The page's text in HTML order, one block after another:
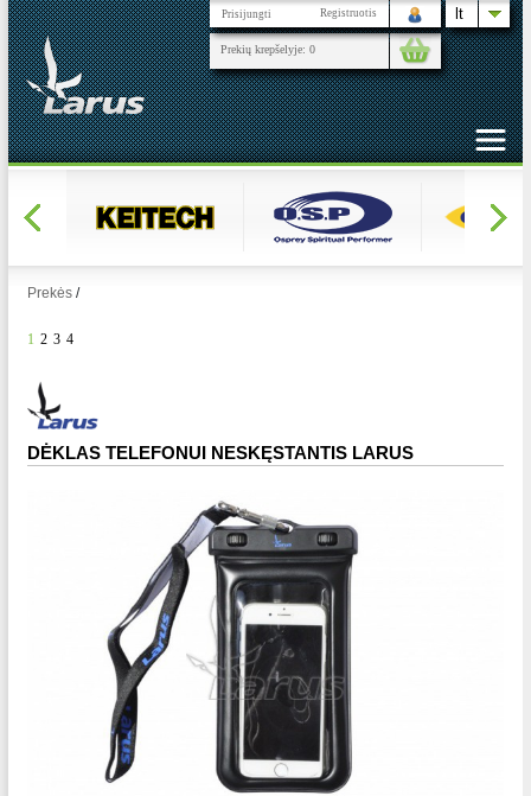
Prisijungti Registruotis lt
Prekių krepšelyje: 0
Prekės /
1 2 3 4
DĖKLAS TELEFONUI NESKĘSTANTIS LARUS